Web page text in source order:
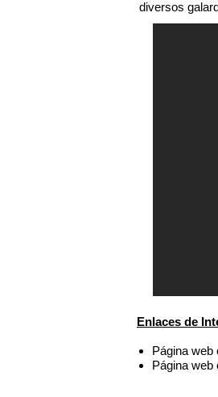
diversos
Enlaces de
Página web
Página web